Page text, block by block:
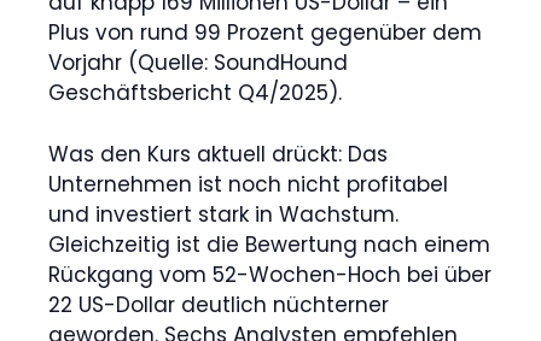
Plus von rund 99 Prozent gegenüber dem
Vorjahr (Quelle: SoundHound
Geschäftsbericht Q4/2025).
Was den Kurs aktuell drückt: Das
Unternehmen ist noch nicht profitabel
und investiert stark in Wachstum.
Gleichzeitig ist die Bewertung nach einem
Rückgang vom 52-Wochen-Hoch bei über
22 US-Dollar deutlich nüchterner
geworden. Sechs Analysten empfehlen